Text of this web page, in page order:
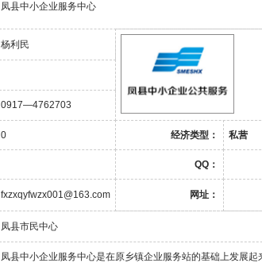
凤县中小企业服务中心
杨利民
0917—4762703
0 经济类型： 私营
QQ：
fxzxqyfwzx001@163.com 网址：
凤县市民中心
凤县中小企业服务中心是在原乡镇企业服务站的基础上发展